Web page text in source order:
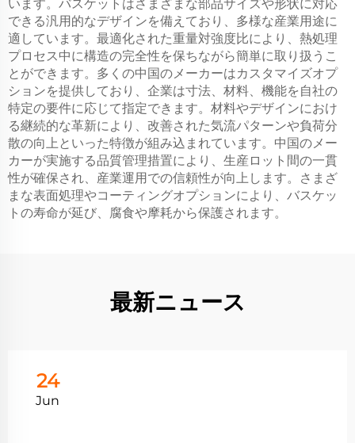
います。バスケットはさまざまな部品サイズや形状に対応
できる汎用的なデザインを備えており、多様な産業用途に
適しています。最適化された重量対強度比により、熱処理
プロセス中に構造の完全性を保ちながら簡単に取り扱うこ
とができます。多くの中国のメーカーはカスタマイズオプ
ションを提供しており、企業は寸法、材料、機能を自社の
特定の要件に応じて指定できます。材料やデザインにおけ
る継続的な革新により、改善された気流パターンや負荷分
散の向上といった特徴が組み込まれています。中国のメー
カーが実施する品質管理措置により、生産ロット間の一貫
性が確保され、産業運用での信頼性が向上します。さまざ
まな表面処理やコーティングオプションにより、バスケッ
トの寿命が延び、腐食や摩耗から保護されます。
最新ニュース
24
Jun